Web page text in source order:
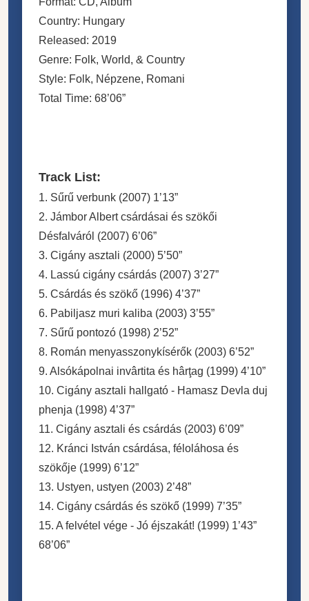
Country: Hungary
Released: 2019
Genre: Folk, World, & Country
Style: Folk, Népzene, Romani
Total Time: 68’06”
Track List:
1. Sűrű verbunk (2007) 1’13”
2. Jámbor Albert csárdásai és szökői
Désfalváról (2007) 6’06”
3. Cigány asztali (2000) 5’50”
4. Lassú cigány csárdás (2007) 3’27”
5. Csárdás és szökő (1996) 4’37”
6. Pabiljasz muri kaliba (2003) 3’55”
7. Sűrű pontozó (1998) 2’52”
8. Román menyasszonykísérők (2003) 6’52”
9. Alsókápolnai invârtita és hârţag (1999) 4’10”
10. Cigány asztali hallgató - Hamasz Devla duj
phenja (1998) 4’37”
11. Cigány asztali és csárdás (2003) 6’09”
12. Kránci István csárdása, féloláhosa és
szökője (1999) 6’12”
13. Ustyen, ustyen (2003) 2’48”
14. Cigány csárdás és szökő (1999) 7’35”
15. A felvétel vége - Jó éjszakát! (1999) 1’43”
68’06”